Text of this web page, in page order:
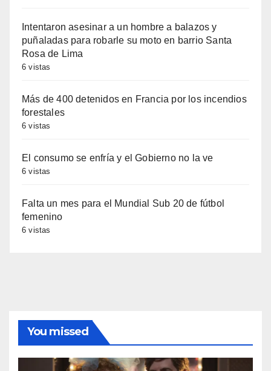
Intentaron asesinar a un hombre a balazos y
puñaladas para robarle su moto en barrio Santa
Rosa de Lima
6 vistas
Más de 400 detenidos en Francia por los incendios
forestales
6 vistas
El consumo se enfría y el Gobierno no la ve
6 vistas
Falta un mes para el Mundial Sub 20 de fútbol
femenino
6 vistas
You missed